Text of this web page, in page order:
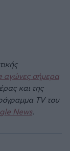
αγώνες σήμερα
και της
TV του
News.